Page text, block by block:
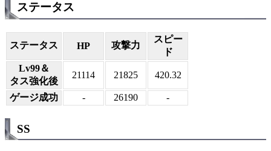
ステータス
ステータス HP 攻撃力
スピー
ド
Lv99＆
タス強化後
21114 21825 420.32
ゲージ成功 - 26190 -
SS